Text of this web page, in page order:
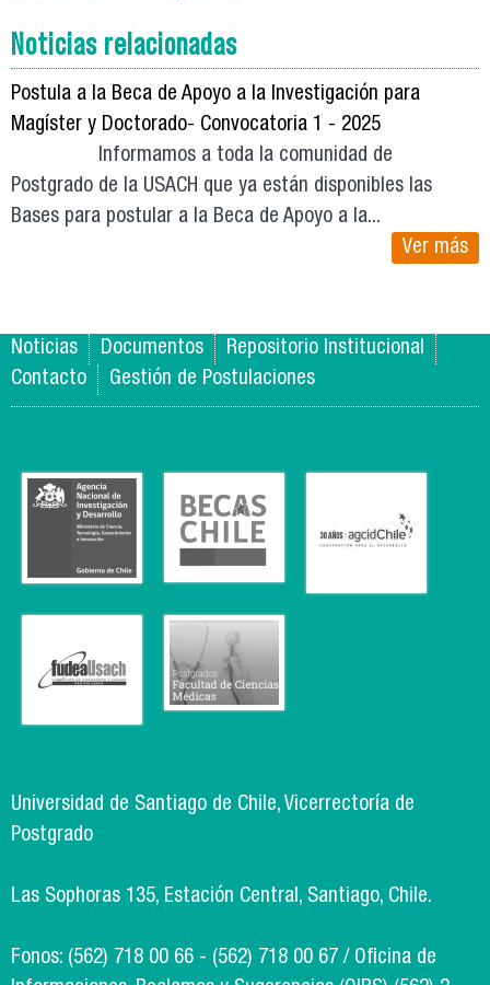
Noticias relacionadas
Postula a la Beca de Apoyo a la Investigación para
Magíster y Doctorado- Convocatoria 1 - 2025
Informamos a toda la comunidad de
Postgrado de la USACH que ya están disponibles las
Bases para postular a la Beca de Apoyo a la...
Ver más
Noticias Documentos
Repositorio Institucional
Contacto
Gestión de Postulaciones
Universidad de Santiago de Chile, Vicerrectoría de
Postgrado
Las Sophoras 135, Estación Central, Santiago, Chile.
Fonos: (562) 718 00 66 - (562) 718 00 67 / Oficina de